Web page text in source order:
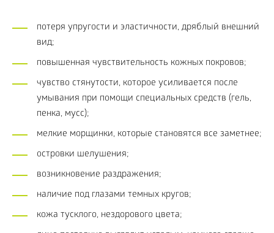
потеря упругости и эластичности, дряблый внешний
вид;
повышенная чувствительность кожных покровов;
чувство стянутости, которое усиливается после
умывания при помощи специальных средств (гель,
пенка, мусс);
мелкие морщинки, которые становятся все заметнее;
островки шелушения;
возникновение раздражения;
наличие под глазами темных кругов;
кожа тусклого, нездорового цвета;